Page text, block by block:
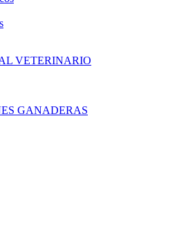
VETERINARIO
GANADERAS